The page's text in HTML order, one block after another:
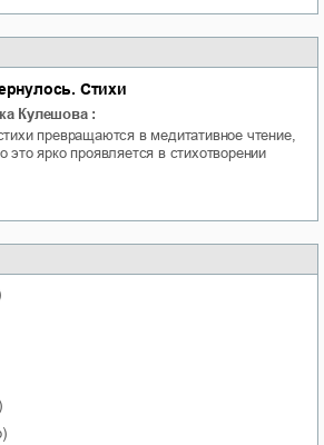
Стихи
Кулешова :
превращаются в медитативное чтение,
это ярко проявляется в стихотворении